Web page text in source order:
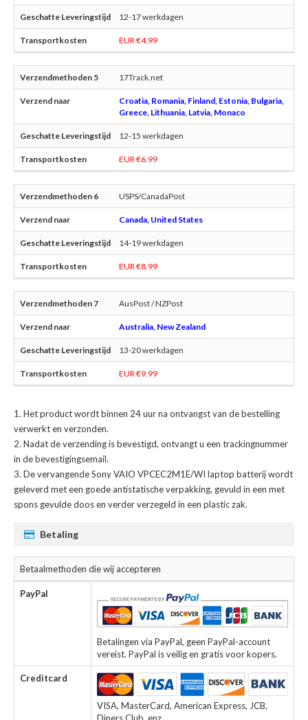
12-17 werkdagen
EUR €4.99
17Track.net
Croatia, Romania, Finland, Estonia, Bulgaria,
Greece, Lithuania, Latvia, Monaco
12-15 werkdagen
EUR €6.99
USPS/CanadaPost
Canada, United States
14-19 werkdagen
EUR €8.99
AusPost / NZPost
Australia, New Zealand
13-20 werkdagen
EUR €9.99
Het product wordt binnen 24 uur na ontvangst van de bestelling
verwerkt en verzonden.
Nadat de verzending is bevestigd, ontvangt u een trackingnummer
in de bevestigingsemail.
Devervangende Sony VAIO VPCEC2M1E/WI laptop batterijwordt
geleverd met een goede antistatische verpakking, gevuld in een met
spons gevulde doos en verder verzegeld in een plastic zak.
Betaling
Betaalmethoden die wij accepteren
PayPal
Betalingen via PayPal, geen PayPal-account
vereist. PayPal is veilig en gratis voor kopers.
Creditcard
VISA, MasterCard, American Express, JCB,